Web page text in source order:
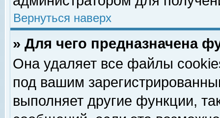
Вернуться наверх
» Для чего предназначена
Она удаляет все файлы
под вашим
выполняет другие функции,